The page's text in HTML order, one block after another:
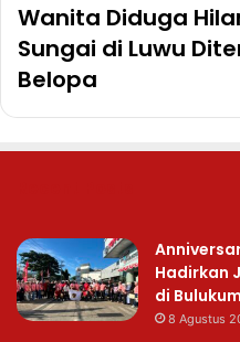
Wanita Diduga
Sungai di Luwu
Belopa
Hadirkan
di
8 Agustus